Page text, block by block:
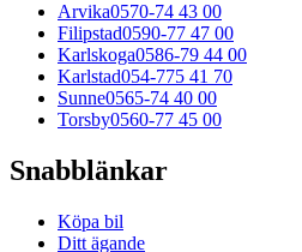
Arvika0570-74 43 00
Filipstad0590-77 47 00
Karlskoga0586-79 44 00
Karlstad054-775 41 70
Sunne0565-74 40 00
Torsby0560-77 45 00
Snabblänkar
Köpa bil
Ditt ägande